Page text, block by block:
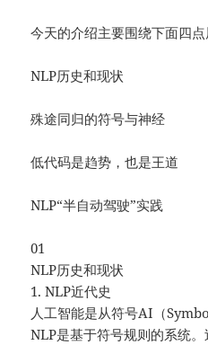
今天的介绍主要围绕下面四点
NLP历史和现状
殊途同归的符号与神经
低代码是趋势，也是王道
NLP“半自动驾驶”实践
01
NLP历史和现状
1. NLP近代史
人工智能是从符号AI（
NLP是基于符号规则的系统